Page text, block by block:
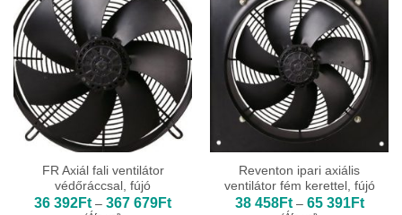
FR Axiál fali ventilátor
védőráccsal, fújó
36 392Ft – 367 679FtÁrtartomány:
Reventon ipari axiális
ventilátor fém kerettel, fújó
38 458Ft – 65 391Ft